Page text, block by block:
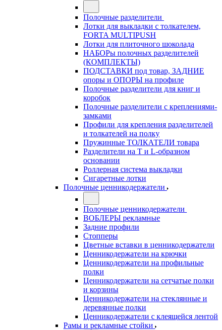
Полочные разделители
Лотки для выкладки с толкателем,
FORTA MULTIPUSH
Лотки для плиточного шоколада
НАБОРы полочных разделителей
(КОМПЛЕКТЫ)
ПОДСТАВКИ под товар, ЗАДНИЕ
опоры и ОПОРЫ на профиле
Полочные разделители для книг и
коробок
Полочные разделители с креплениями-
замками
Профили для крепления разделителей
и толкателей на полку
Пружинные ТОЛКАТЕЛИ товара
Разделители на Т и L-образном
основании
Роллерная система выкладки
Сигаретные лотки
Полочные ценникодержатели
Полочные ценникодержатели
ВОБЛЕРЫ рекламные
Задние профили
Стопперы
Цветные вставки в ценникодержатели
Ценникодержатели на крючки
Ценникодержатели на профильные
полки
Ценникодержатели на сетчатые полки
и корзины
Ценникодержатели на стеклянные и
деревянные полки
Ценникодержатели с клеящейся лентой
Рамы и рекламные стойки